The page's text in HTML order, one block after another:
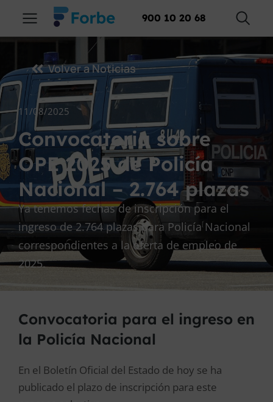
900 10 20 68
Volver a Noticias
11/08/2025
Convocatoria sobre
OPE 2025 de Policía
Nacional – 2.764 plazas
Ya tenemos fechas de inscripción para el
ingreso de 2.764 plazas para Policía Nacional
correspondientes a la oferta de empleo de
2025.
Convocatoria para el ingreso en
la Policía Nacional
En el Boletín Oficial del Estado de hoy se ha
publicado el plazo de inscripción para este